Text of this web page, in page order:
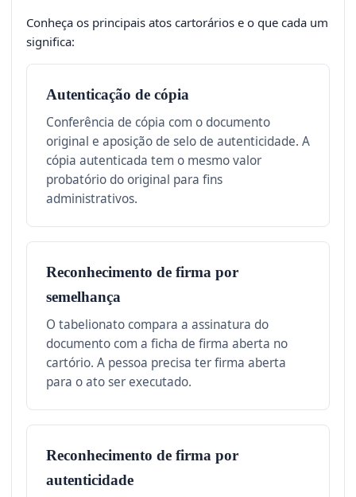
Conheça os principais atos cartorários e o que cada um
significa:
Autenticação de cópia
Conferência de cópia com o documento
original e aposição de selo de autenticidade. A
cópia autenticada tem o mesmo valor
probatório do original para fins
administrativos.
Reconhecimento de firma por
semelhança
O tabelionato compara a assinatura do
documento com a ficha de firma aberta no
cartório. A pessoa precisa ter firma aberta
para o ato ser executado.
Reconhecimento de firma por
autenticidade